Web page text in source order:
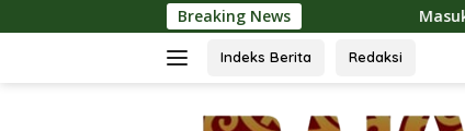
ke
Breaking NewsMasuknya Musim Kemarau
Indeks Berita Redaksi